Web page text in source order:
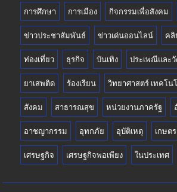
การศึกษา การเมือง กิจกรรมเพื่อสังคม
ข่าวประชาสัมพันธ์ ข่าวเด่นออนไลน์ คลิ
ท่องเที่ยว ธุรกิจ บันเทิง ประเพณีและ
ยาเสพติด ร้องเรียน วิทยาศาสตร์ เทคโน
สังคม สาธารณสุข หน่วยงานภาครัฐ
อาชญากรรม อุทกภัย อุบัติเหตุ เกษตร
เศรษฐกิจ เศรษฐกิจพอเพียง ในประเทศ